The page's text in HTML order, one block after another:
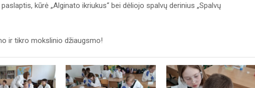
kūrė „Alginato ikriukus“ bei dėliojo spalvų derinius „Spalvų
ir tikro mokslinio džiaugsmo!